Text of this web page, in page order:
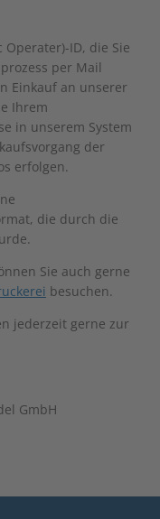
Operater)-ID, die Sie
per Mail
Einkauf an unserer
Ihrem
in unserem System
der
erfolgen.
die durch die
Sie auch gerne
besuchen.
jederzeit gerne zur
GmbH